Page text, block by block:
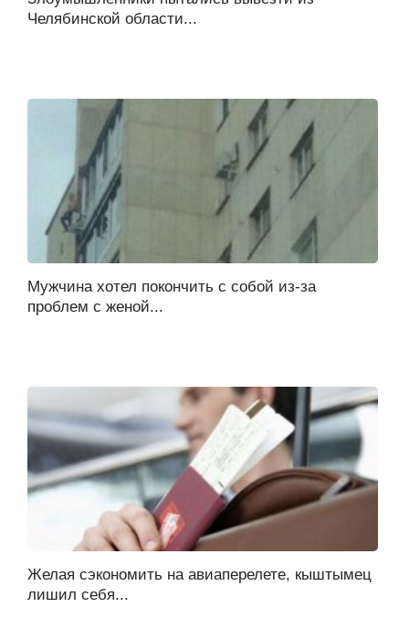
Челябинской области...
Мужчина хотел покончить с собой из-за
проблем с женой...
Желая сэкономить на авиаперелете, кыштымец
лишил себя...